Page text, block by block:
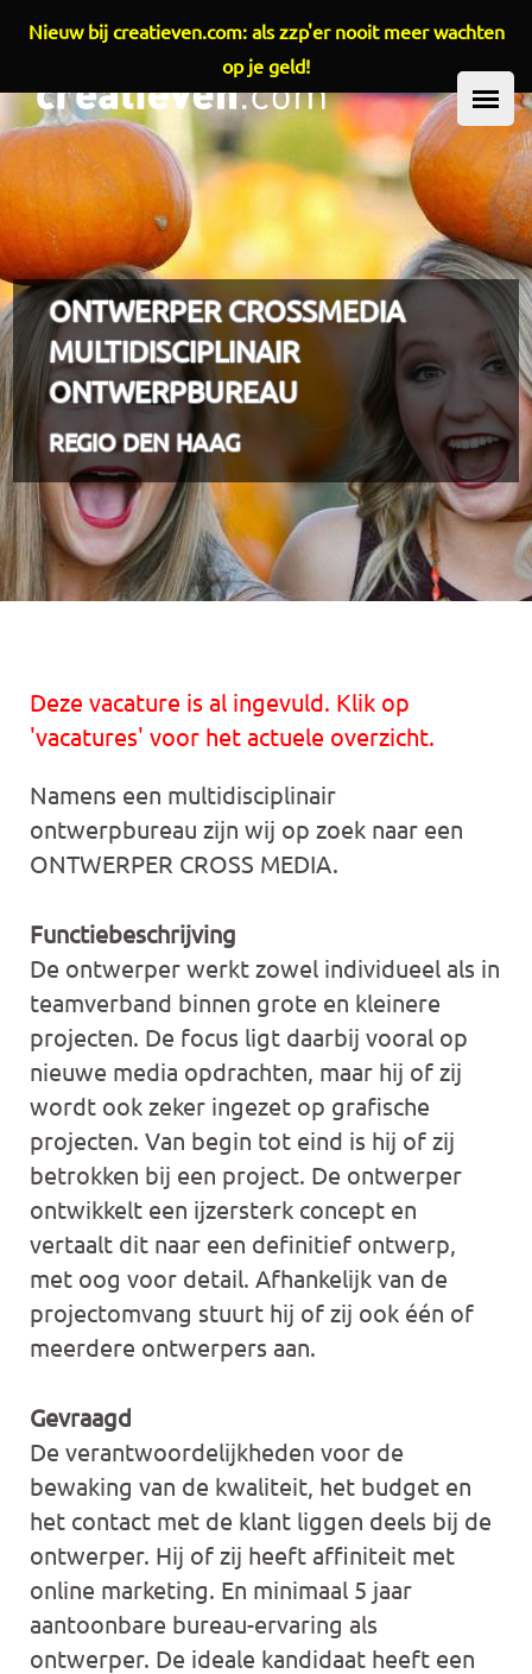
Overslaan en naar de inhoud gaan
HOOFDMENU
ONTWERPER CROSSMEDIA
MULTIDISCIPLINAIR
ONTWERPBUREAU
REGIO DEN HAAG
Deze vacature is al ingevuld. Klik op
'vacatures' voor het actuele overzicht.
Namens een multidisciplinair
ontwerpbureau zijn wij op zoek naar een
ONTWERPER CROSS MEDIA.
Functiebeschrijving
De ontwerper werkt zowel individueel als in
teamverband binnen grote en kleinere
projecten. De focus ligt daarbij vooral op
nieuwe media opdrachten, maar hij of zij
wordt ook zeker ingezet op grafische
projecten. Van begin tot eind is hij of zij
betrokken bij een project. De ontwerper
ontwikkelt een ijzersterk concept en
vertaalt dit naar een definitief ontwerp,
met oog voor detail. Afhankelijk van de
projectomvang stuurt hij of zij ook één of
meerdere ontwerpers aan.
Gevraagd
De verantwoordelijkheden voor de
bewaking van de kwaliteit, het budget en
het contact met de klant liggen deels bij de
ontwerper. Hij of zij heeft affiniteit met
online marketing. En minimaal 5 jaar
aantoonbare bureau-ervaring als
ontwerper. De ideale kandidaat heeft een
Nieuw bij creatieven.com: als zzp'er nooit meer wachten
op je geld!